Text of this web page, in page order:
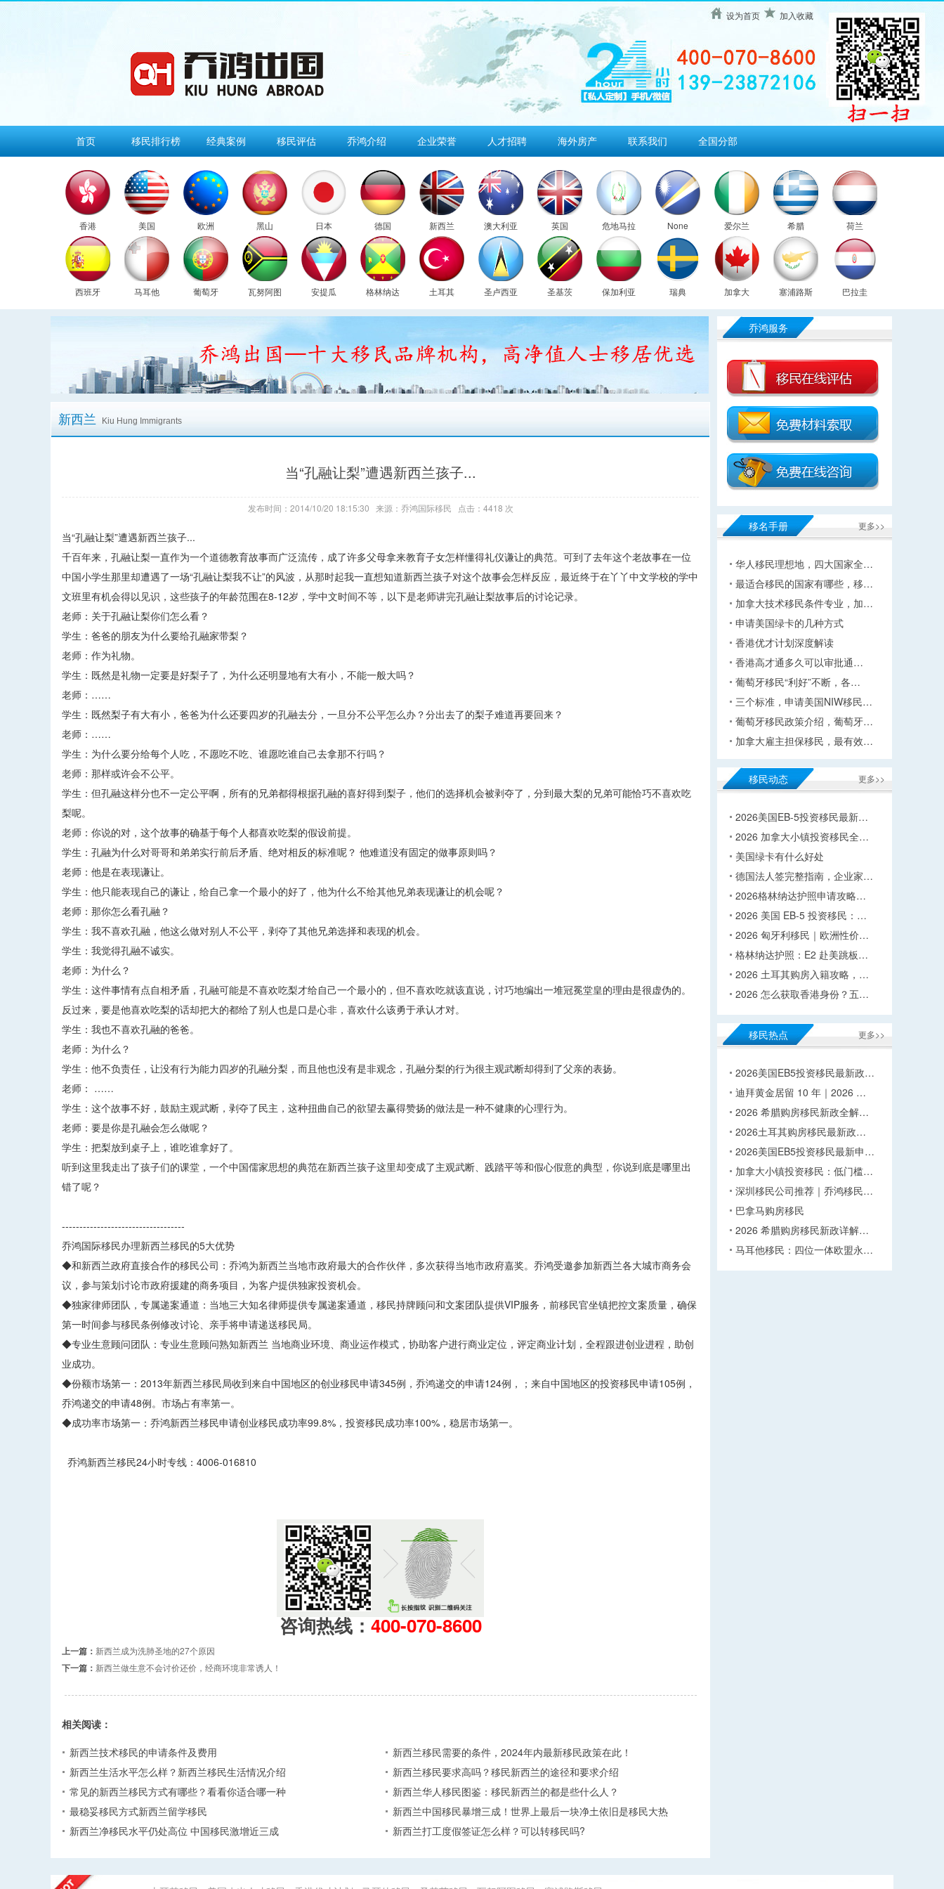
设为首页 加入收藏
首页 移民排行榜 经典案例 移民评估 乔鸿介绍 企业荣誉 人才招聘 海外房产 联系我们 全国分部
香港 美国 欧洲 黑山 日本 德国 新西兰 澳大利亚 英国 危地马拉 None 爱尔兰 希腊 荷兰
西班牙 马耳他 葡萄牙 瓦努阿图 安提瓜 格林纳达 土耳其 圣卢西亚 圣基茨 保加利亚 瑞典 加拿大 塞浦路斯 巴拉圭
新西兰 Kiu Hung Immigrants
当“孔融让梨”遭遇新西兰孩子...
发布时间：2014/10/20 18:15:30 来源：乔鸿国际移民 点击：4418 次
当“孔融让梨”遭遇新西兰孩子...
千百年来，孔融让梨一直作为一个道德教育故事而广泛流传，成了许多父母拿来教育子女怎样懂得礼仪谦让的典范。可到了去年这个老故事在一位
中国小学生那里却遭遇了一场“孔融让梨我不让”的风波，从那时起我一直想知道新西兰孩子对这个故事会怎样反应，最近终于在丫丫中文学校的学中
文班里有机会得以见识，这些孩子的年龄范围在8-12岁，学中文时间不等，以下是老师讲完孔融让梨故事后的讨论记录。
老师：关于孔融让梨你们怎么看？
学生：爸爸的朋友为什么要给孔融家带梨？
老师：作为礼物。
学生：既然是礼物一定要是好梨子了，为什么还明显地有大有小，不能一般大吗？
老师：……
学生：既然梨子有大有小，爸爸为什么还要四岁的孔融去分，一旦分不公平怎么办？分出去了的梨子难道再要回来？
老师：……
学生：为什么要分给每个人吃，不愿吃不吃、谁愿吃谁自己去拿那不行吗？
老师：那样或许会不公平。
学生：但孔融这样分也不一定公平啊，所有的兄弟都得根据孔融的喜好得到梨子，他们的选择机会被剥夺了，分到最大梨的兄弟可能恰巧不喜欢吃
梨呢。
老师：你说的对，这个故事的确基于每个人都喜欢吃梨的假设前提。
学生：孔融为什么对哥哥和弟弟实行前后矛盾、绝对相反的标准呢？ 他难道没有固定的做事原则吗？
老师：他是在表现谦让。
学生：他只能表现自己的谦让，给自己拿一个最小的好了，他为什么不给其他兄弟表现谦让的机会呢？
老师：那你怎么看孔融？
学生：我不喜欢孔融，他这么做对别人不公平，剥夺了其他兄弟选择和表现的机会。
学生：我觉得孔融不诚实。
老师：为什么？
学生：这件事情有点自相矛盾，孔融可能是不喜欢吃梨才给自己一个最小的，但不喜欢吃就该直说，讨巧地编出一堆冠冕堂皇的理由是很虚伪的。
反过来，要是他喜欢吃梨的话却把大的都给了别人也是口是心非，喜欢什么该勇于承认才对。
学生：我也不喜欢孔融的爸爸。
老师：为什么？
学生：他不负责任，让没有行为能力四岁的孔融分梨，而且他也没有是非观念，孔融分梨的行为很主观武断却得到了父亲的表扬。
老师： ……
学生：这个故事不好，鼓励主观武断，剥夺了民主，这种扭曲自己的欲望去赢得赞扬的做法是一种不健康的心理行为。
老师：要是你是孔融会怎么做呢？
学生：把梨放到桌子上，谁吃谁拿好了。
听到这里我走出了孩子们的课堂，一个中国儒家思想的典范在新西兰孩子这里却变成了主观武断、践踏平等和假心假意的典型，你说到底是哪里出
错了呢？
-----------------------------------
乔鸿国际移民办理新西兰移民的5大优势
◆和新西兰政府直接合作的移民公司：乔鸿为新西兰当地市政府最大的合作伙伴，多次获得当地市政府嘉奖。乔鸿受邀参加新西兰各大城市商务会
议，参与策划讨论市政府援建的商务项目，为客户提供独家投资机会。
◆独家律师团队，专属递案通道：当地三大知名律师提供专属递案通道，移民持牌顾问和文案团队提供VIP服务，前移民官坐镇把控文案质量，确保
第一时间参与移民条例修改讨论、亲手将申请递送移民局。
◆专业生意顾问团队：专业生意顾问熟知新西兰 当地商业环境、商业运作模式，协助客户进行商业定位，评定商业计划，全程跟进创业进程，助创
业成功。
◆份额市场第一：2013年新西兰移民局收到来自中国地区的创业移民申请345例，乔鸿递交的申请124例，；来自中国地区的投资移民申请105例，
乔鸿递交的申请48例。市场占有率第一。
◆成功率市场第一：乔鸿新西兰移民申请创业移民成功率99.8%，投资移民成功率100%，稳居市场第一。
乔鸿新西兰移民24小时专线：4006-016810
咨询热线： 400-070-8600
上一篇： 新西兰成为洗肺圣地的27个原因
下一篇： 新西兰做生意不会讨价还价，经商环境非常诱人！
相关阅读：
新西兰技术移民的申请条件及费用
新西兰移民需要的条件，2024年内最新移民政策在此！
新西兰生活水平怎么样？新西兰移民生活情况介绍
新西兰移民要求高吗？移民新西兰的途径和要求介绍
常见的新西兰移民方式有哪些？看看你适合哪一种
新西兰华人移民图鉴：移民新西兰的都是些什么人？
最稳妥移民方式新西兰留学移民
新西兰中国移民暴增三成！世界上最后一块净土依旧是移民大热
新西兰净移民水平仍处高位 中国移民激增近三成
新西兰打工度假签证怎么样？可以转移民吗?
乔鸿服务
更多>>
移名手册
华人移民理想地，四大国家全…
最适合移民的国家有哪些，移…
加拿大技术移民条件专业，加…
申请美国绿卡的几种方式
香港优才计划深度解读
香港高才通多久可以审批通…
葡萄牙移民“利好”不断，各…
三个标准，申请美国NIW移民…
葡萄牙移民政策介绍，葡萄牙…
加拿大雇主担保移民，最有效…
更多>>
移民动态
2026美国EB-5投资移民最新…
2026 加拿大小镇投资移民全…
美国绿卡有什么好处
德国法人签完整指南，企业家…
2026格林纳达护照申请攻略…
2026 美国 EB-5 投资移民：…
2026 匈牙利移民｜欧洲性价…
格林纳达护照：E2 赴美跳板…
2026 土耳其购房入籍攻略，…
2026 怎么获取香港身份？五…
更多>>
移民热点
2026美国EB5投资移民最新政…
迪拜黄金居留 10 年｜2026 …
2026 希腊购房移民新政全解…
2026土耳其购房移民最新政…
2026美国EB5投资移民最新申…
加拿大小镇投资移民：低门槛…
深圳移民公司推荐｜乔鸿移民…
巴拿马购房移民
2026 希腊购房移民新政详解…
马耳他移民：四位一体欧盟永…